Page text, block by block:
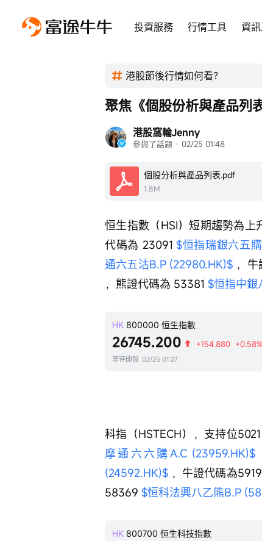
投資服務 行情工具 資
港股節後行情如何看？
港股窩輪Jenny
參與了話題 · 02/25 01:48
聚焦《個股份析與產品列
個股分析與產品列表.pdf
1.8M
恒生指數（HSI）短期趨勢為
代碼為 23091 $恒指瑞銀六五
通六五沽B.P (22980.HK)$ ，
，熊證代碼為 53381 $恒指中銀
HK 800000 恒生指數
26745.200 +154.880
等待開盤 02/25 01:27
科指（HSTECH），支持位
摩通六六購A.C (23959.HK)$
(24592.HK)$ ，牛證代碼為
58369 $恒科法興八乙熊B.P
HK 800700 恒生科技指數